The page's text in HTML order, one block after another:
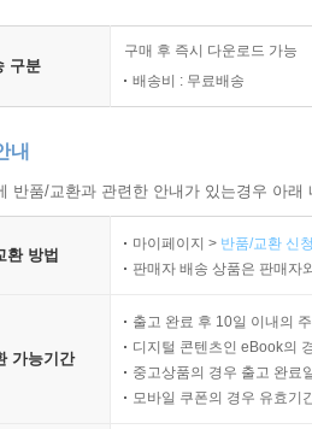
구분
구매 후 즉시 다운로드 가능
배송비 : 무료배송
내
반품/교환과 관련한 안내가 있는경우 아
환 방법
마이페이지 > 반품/교환 신
판매자 배송 상품은 판매자
가능기간
출고 완료 후 10일 이내의
디지털 콘텐츠인 eBook의
중고상품의 경우 출고 완료
모바일 쿠폰의 경우 유효기